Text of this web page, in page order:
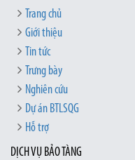
Trang chủ
Giới thiệu
Tin tức
Trưng bày
Nghiên cứu
Dự án BTLSQG
Hỗ trợ
DỊCH VỤ BẢO TÀNG